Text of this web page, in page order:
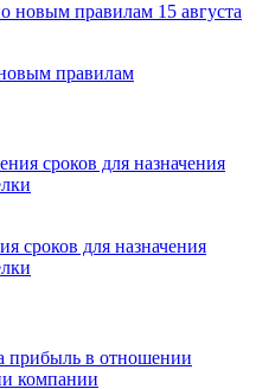
15 августа
правилам
сроков для назначения